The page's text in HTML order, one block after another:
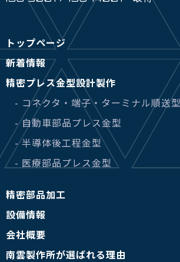
トップページ
新着情報
精密プレス金型設計製作
- コネクタ・端子・ターミナル順送型
- 自動車部品プレス金型
- 半導体後工程金型
- 医療部品プレス金型
精密部品加工
設備情報
会社概要
南雲製作所が選ばれる理由